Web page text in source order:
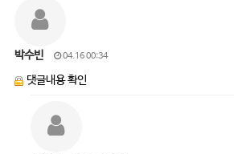
박수빈 04.16 00:34
댓글내용 확인